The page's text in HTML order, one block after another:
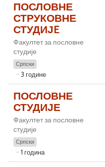
ПОСЛОВНЕ
СТРУКОВНЕ
СТУДИЈE
Факултет за пословне
студије
Српски
3 године
ПОСЛОВНЕ
СТУДИЈЕ
Факултет за пословне
студије
Српски
1 година